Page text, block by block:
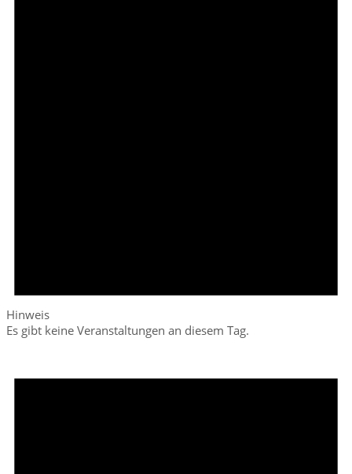
Hinweis
Es gibt keine Veranstaltungen an diesem Tag.